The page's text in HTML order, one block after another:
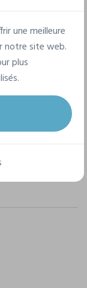
une meilleure
notre site web.
plus